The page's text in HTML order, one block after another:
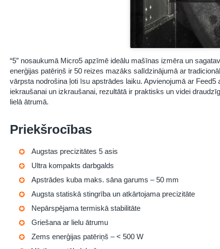
“5” nosaukumā Micro5 apzīmē ideālu mašīnas izmēra un
enerģijas patēriņš ir 50 reizes mazāks salīdzinājumā ar
vārpsta nodrošina ļoti īsu apstrādes laiku. Apvienojumā ar
iekraušanai un izkraušanai, rezultātā ir praktisks un videi
lielā ātrumā.
Priekšrocības
Augstas precizitātes 5 asis
Ultra kompakts darbgalds
Apstrādes kuba maks. sāna garums – 50 mm
Augsta statiskā stingrība un atkārtojama precizitāte
Nepārspējama termiskā stabilitāte
Griešana ar lielu ātrumu
Zems enerģijas patēriņš – < 500 W